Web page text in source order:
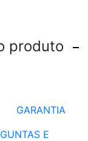
produto
GARANTIA
E